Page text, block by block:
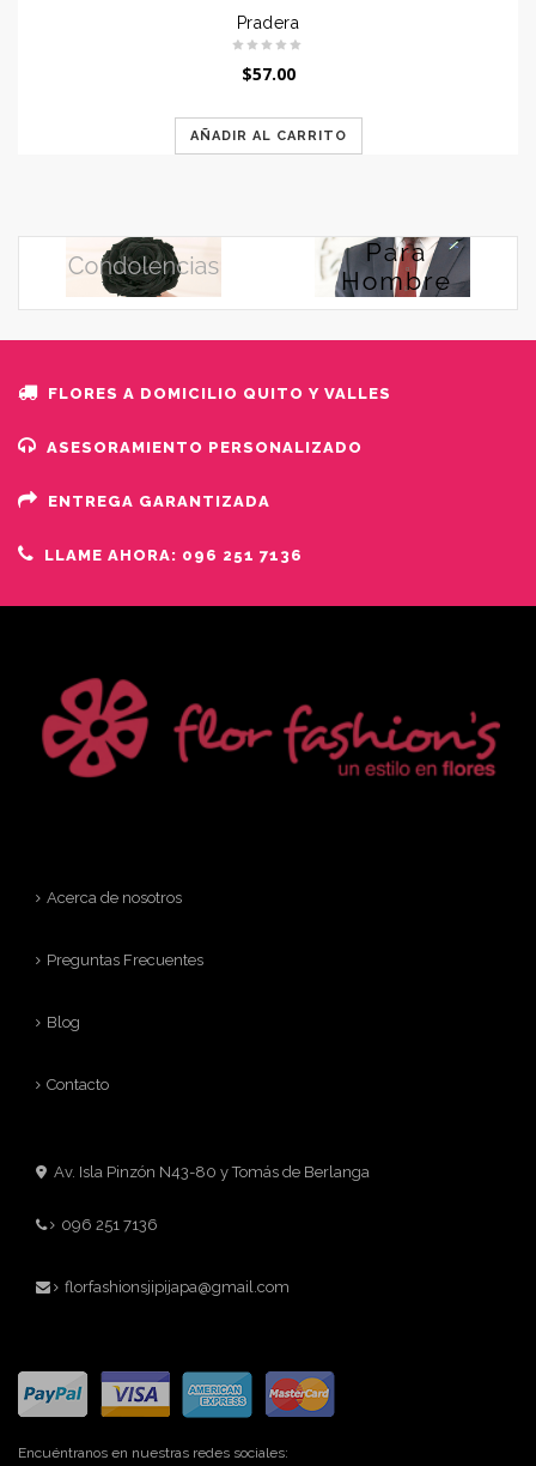
Pradera
$57.00
AÑADIR AL CARRITO
FLORES A DOMICILIO QUITO Y VALLES
ASESORAMIENTO PERSONALIZADO
ENTREGA GARANTIZADA
LLAME AHORA: 096 251 7136
Acerca de nosotros
Preguntas Frecuentes
Blog
Contacto
Av. Isla Pinzón N43-80 y Tomás de Berlanga
096 251 7136
florfashionsjipijapa@gmail.com
Encuéntranos en nuestras redes sociales: